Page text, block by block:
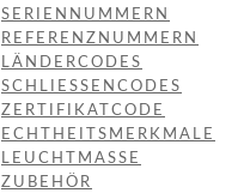
SERIENNUMMERN
REFERENZNUMMERN
LÄNDERCODES
SCHLIESSENCODES
ZERTIFIKATCODE
ECHTHEITSMERKMALE
LEUCHTMASSE
ZUBEHÖR